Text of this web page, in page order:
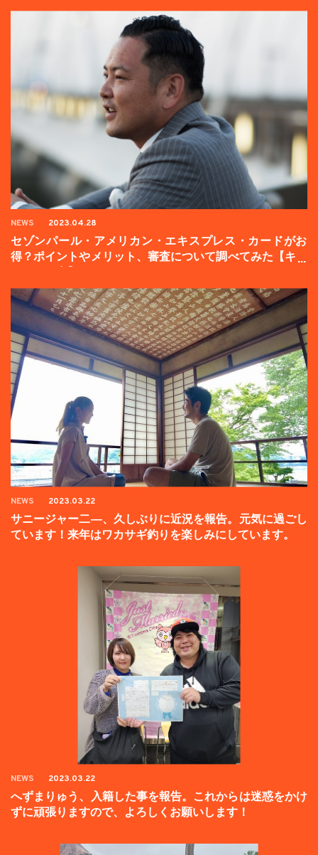
NEWS 2023.04.28
セゾンパール・アメリカン・エキスプレス・カードがお
得？ポイントやメリット、審査について調べてみた【キャ
NEWS 2023.03.22
サニージャー二―、久しぶりに近況を報告。元気に過ごし
ています！来年はワカサギ釣りを楽しみにしています。
NEWS 2023.03.22
へずまりゅう、入籍した事を報告。これからは迷惑をかけ
ずに頑張りますので、よろしくお願いします！